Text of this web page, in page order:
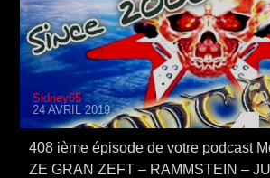
Sidney65
24 AVRIL 2019
408 ième épisode de votre podcast
ZE GRAN ZEFT – RAMMSTEIN –